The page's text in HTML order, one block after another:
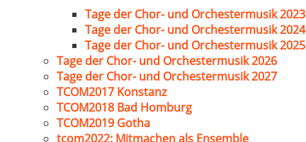
Tage der Chor- und Orchestermusik 2023
Tage der Chor- und Orchestermusik 2024
Tage der Chor- und Orchestermusik 2025
Tage der Chor- und Orchestermusik 2026
Tage der Chor- und Orchestermusik 2027
TCOM2017 Konstanz
TCOM2018 Bad Homburg
TCOM2019 Gotha
tcom2022: Mitmachen als Ensemble